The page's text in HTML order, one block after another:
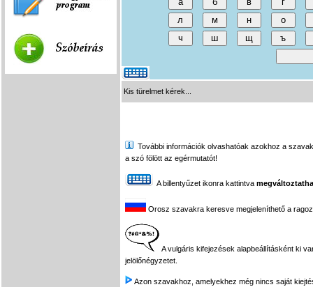
Kis türelmet kérek...
További információk olvashatóak azokhoz a
a szó fölött az egérmutatót!
A billentyűzet ikonra kattintva
Orosz szavakra keresve megjeleníthető a
A vulgáris kifejezések alapbeállításként ki
jelölőnégyzetet.
Azon szavakhoz, amelyekhez még nincs saját